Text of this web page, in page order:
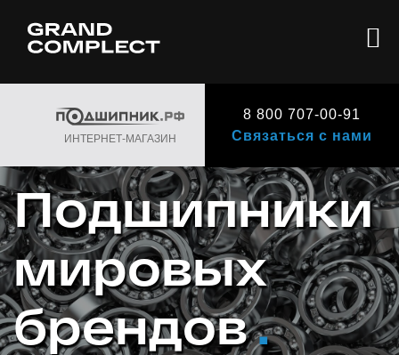
ИНТЕРНЕТ-МАГАЗИН
8 800 707-00-91
Связаться с нами
Подшипники
мировых
брендов.